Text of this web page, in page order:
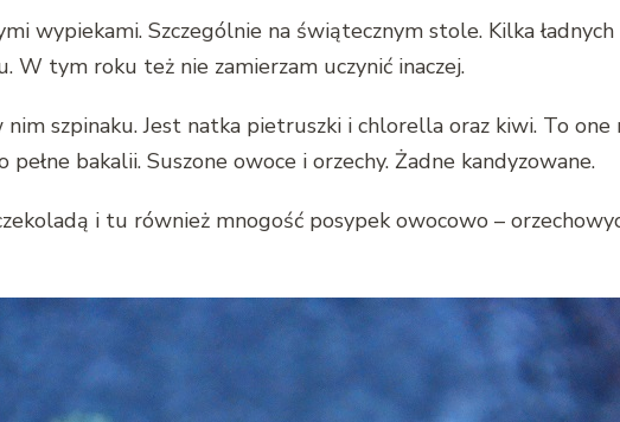
wypiekami. Szczególnie na świątecznym stole. Kilka
W tym roku też nie zamierzam uczynić inaczej.
szpinaku. Jest natka pietruszki i chlorella oraz kiwi. To
bakalii. Suszone owoce i orzechy. Żadne kandyzowane.
i tu również mnogość posypek owocowo –